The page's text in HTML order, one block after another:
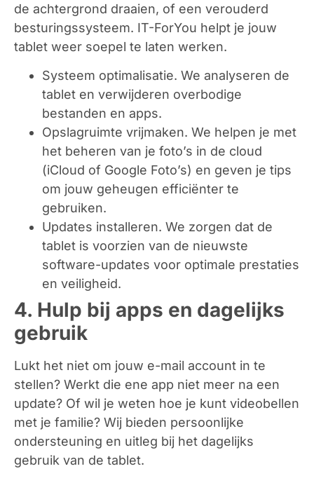
de achtergrond draaien, of een verouderd
besturingssysteem. IT-ForYou helpt je jouw
tablet weer soepel te laten werken.
Systeem optimalisatie. We analyseren de
tablet en verwijderen overbodige
bestanden en apps.
Opslagruimte vrijmaken. We helpen je met
het beheren van je foto’s in de cloud
(iCloud of Google Foto’s) en geven je tips
om jouw geheugen efficiënter te
gebruiken.
Updates installeren. We zorgen dat de
tablet is voorzien van de nieuwste
software-updates voor optimale prestaties
en veiligheid.
4. Hulp bij apps en dagelijks
gebruik
Lukt het niet om jouw e-mail account in te
stellen? Werkt die ene app niet meer na een
update? Of wil je weten hoe je kunt videobellen
met je familie? Wij bieden persoonlijke
ondersteuning en uitleg bij het dagelijks
gebruik van de tablet.